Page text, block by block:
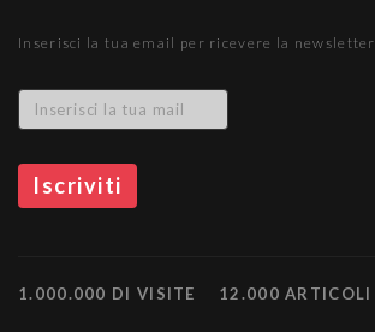
Inserisci la tua email per ricevere la newsletter
1.000.000 DI VISITE 12.000 ARTICOLI